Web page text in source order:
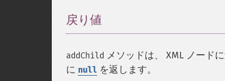
戻り値
addChild メソッドは、 XML ノード
に null を返します。